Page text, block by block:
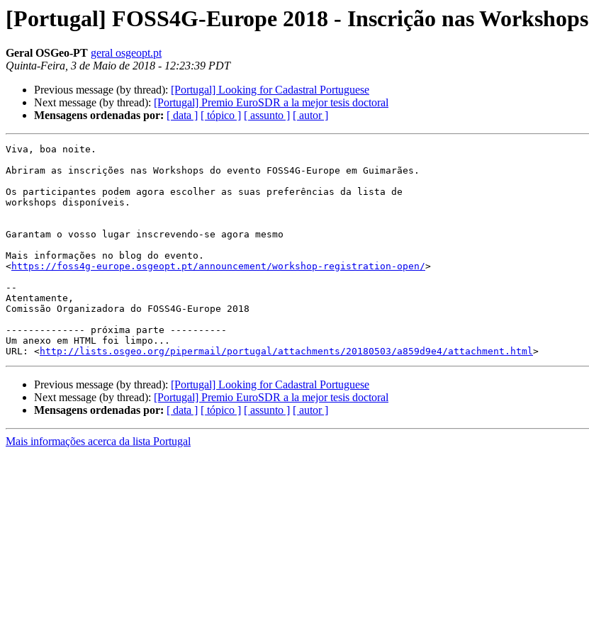
[Portugal] FOSS4G-Europe 2018 - Inscrição nas Workshops
Geral OSGeo-PT geral osgeopt.pt
Quinta-Feira, 3 de Maio de 2018 - 12:23:39 PDT
Previous message (by thread): [Portugal] Looking for Cadastral Portuguese
Next message (by thread): [Portugal] Premio EuroSDR a la mejor tesis doctoral
Mensagens ordenadas por: [ data ] [ tópico ] [ assunto ] [ autor ]
Viva, boa noite.
Abriram as inscrições nas Workshops do evento FOSS4G-Europe em Guimarães.
Os participantes podem agora escolher as suas preferências da lista de
workshops disponíveis.
Garantam o vosso lugar inscrevendo-se agora mesmo
Mais informações no blog do evento.
<https://foss4g-europe.osgeopt.pt/announcement/workshop-registration-open/>
--
Atentamente,
Comissão Organizadora do FOSS4G-Europe 2018
-------------- próxima parte ----------
Um anexo em HTML foi limpo...
URL: <http://lists.osgeo.org/pipermail/portugal/attachments/20180503/a859d9e4/attachment.html
Previous message (by thread): [Portugal] Looking for Cadastral Portuguese
Next message (by thread): [Portugal] Premio EuroSDR a la mejor tesis doctoral
Mensagens ordenadas por: [ data ] [ tópico ] [ assunto ] [ autor ]
Mais informações acerca da lista Portugal